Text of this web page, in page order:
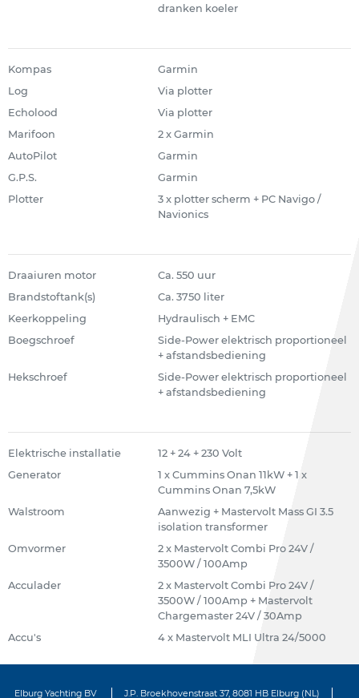
dranken koeler
Kompas
Garmin
Log
Via plotter
Echolood
Via plotter
Marifoon
2 x Garmin
AutoPilot
Garmin
G.P.S.
Garmin
Plotter
3 x plotter scherm + PC Navigo /
Navionics
Draaiuren motor
Ca. 550 uur
Brandstoftank(s)
Ca. 3750 liter
Keerkoppeling
Hydraulisch + EMC
Boegschroef
Side-Power elektrisch proportioneel
+ afstandsbediening
Hekschroef
Side-Power elektrisch proportioneel
+ afstandsbediening
Elektrische installatie
12 + 24 + 230 Volt
Generator
1 x Cummins Onan 11kW + 1 x
Cummins Onan 7,5kW
Walstroom
Aanwezig + Mastervolt Mass GI 3.5
isolation transformer
Omvormer
2 x Mastervolt Combi Pro 24V /
3500W / 100Amp
Acculader
2 x Mastervolt Combi Pro 24V /
3500W / 100Amp + Mastervolt
Chargemaster 24V / 30Amp
Accu's
4 x Mastervolt MLI Ultra 24/5000
Elburg Yachting BV J.P. Broekhovenstraat 37, 8081 HB Elburg (NL)